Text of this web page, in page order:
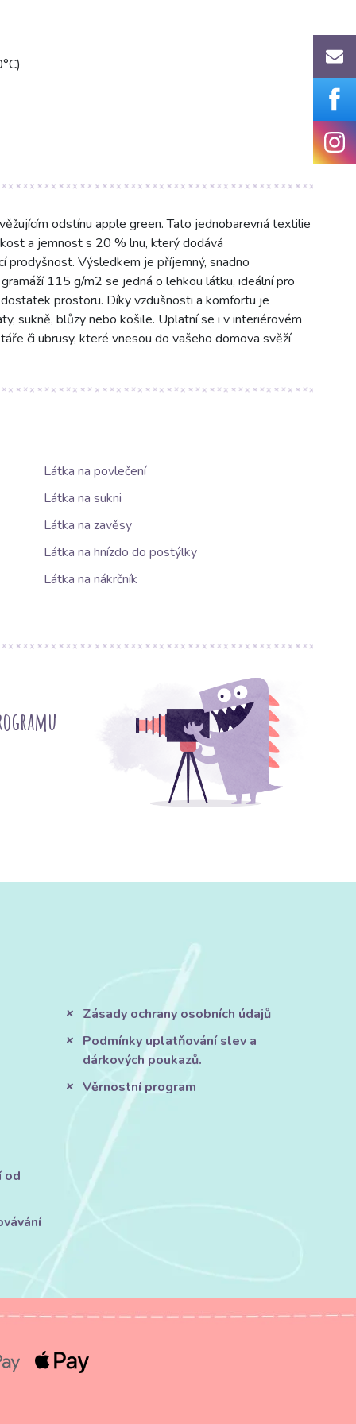
odstínu apple green. Tato jednobarevná textilie
a jemnost s 20 % lnu, který dodává
prodyšnost. Výsledkem je příjemný, snadno
115 g/m2 se jedná o lehkou látku, ideální pro
prostoru. Díky vzdušnosti a komfortu je
sukně, blůzy nebo košile. Uplatní se i v interiérovém
či ubrusy, které vnesou do vašeho domova svěží
Látka na povlečení
Látka na sukni
Látka na zavěsy
Látka na hnízdo do postýlky
Látka na nákrčník
od
Zásady ochrany osobních údajů
Podmínky uplatňování slev a
dárkových poukazů.
Věrnostní program